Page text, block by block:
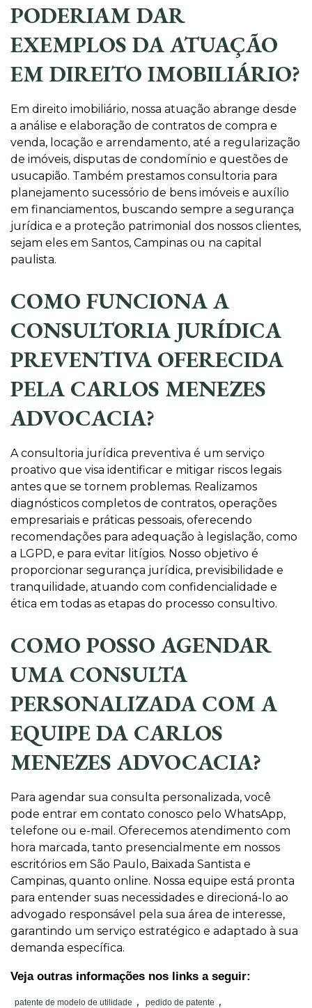
PODERIAM DAR
EXEMPLOS DA ATUAÇÃO
EM DIREITO IMOBILIÁRIO?
Em direito imobiliário, nossa atuação abrange desde
a análise e elaboração de contratos de compra e
venda, locação e arrendamento, até a regularização
de imóveis, disputas de condomínio e questões de
usucapião. Também prestamos consultoria para
planejamento sucessório de bens imóveis e auxílio
em financiamentos, buscando sempre a segurança
jurídica e a proteção patrimonial dos nossos clientes,
sejam eles em Santos, Campinas ou na capital
paulista.
COMO FUNCIONA A
CONSULTORIA JURÍDICA
PREVENTIVA OFERECIDA
PELA CARLOS MENEZES
ADVOCACIA?
A consultoria jurídica preventiva é um serviço
proativo que visa identificar e mitigar riscos legais
antes que se tornem problemas. Realizamos
diagnósticos completos de contratos, operações
empresariais e práticas pessoais, oferecendo
recomendações para adequação à legislação, como
a LGPD, e para evitar litígios. Nosso objetivo é
proporcionar segurança jurídica, previsibilidade e
tranquilidade, atuando com confidencialidade e
ética em todas as etapas do processo consultivo.
COMO POSSO AGENDAR
UMA CONSULTA
PERSONALIZADA COM A
EQUIPE DA CARLOS
MENEZES ADVOCACIA?
Para agendar sua consulta personalizada, você
pode entrar em contato conosco pelo WhatsApp,
telefone ou e-mail. Oferecemos atendimento com
hora marcada, tanto presencialmente em nossos
escritórios em São Paulo, Baixada Santista e
Campinas, quanto online. Nossa equipe está pronta
para entender suas necessidades e direcioná-lo ao
advogado responsável pela sua área de interesse,
garantindo um serviço estratégico e adaptado à sua
demanda específica.
Veja outras informações nos links a seguir:
patente de modelo de utilidade , pedido de patente ,